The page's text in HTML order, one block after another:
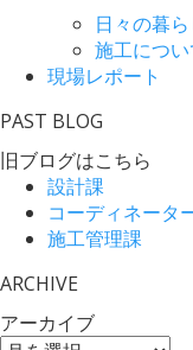
日々の暮ら
施工につい
現場レポート
PAST BLOG
旧ブログはこちら
設計課
コーディネータ
施工管理課
ARCHIVE
アーカイブ